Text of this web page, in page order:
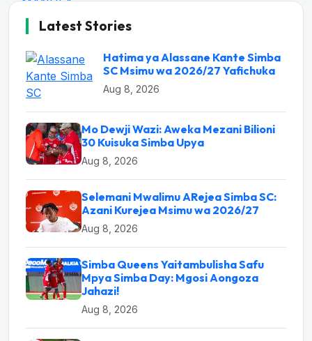
Latest Stories
Hatima ya Alassane Kante Simba
SC Msimu wa 2026/27 Yafichuka
Aug 8, 2026
Mo Dewji Wazi: Aweka Mezani Bilioni
30 Kuisuka Simba Upya
Aug 8, 2026
Selemani Mwalimu ARejea Simba SC:
Azani Kurejea Msimu wa 2026/27
Aug 8, 2026
Simba Queens Yaitambulisha Safu
Mpya Simba Day: Mgosi Aongoza
Jahazi!
Aug 8, 2026